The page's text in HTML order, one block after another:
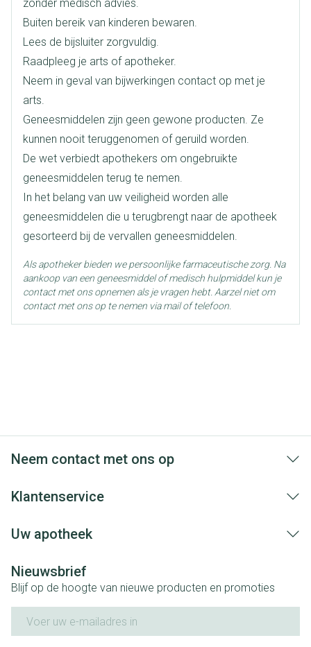
Breedte 17 mm
Lengte 58 mm
Diepte 15 mm
Hoeveelheid
Verpakking
4
Behoud Kamertemperatuur (15°C - 25°C)
zonder medisch advies.
Buiten bereik van kinderen bewaren.
Lees de bijsluiter zorgvuldig.
Raadpleeg je arts of apotheker.
Neem in geval van bijwerkingen contact op met je
arts.
Geneesmiddelen zijn geen gewone producten. Ze
kunnen nooit teruggenomen of geruild worden.
De wet verbiedt apothekers om ongebruikte
geneesmiddelen terug te nemen.
In het belang van uw veiligheid worden alle
geneesmiddelen die u terugbrengt naar de apotheek
gesorteerd bij de vervallen geneesmiddelen.
Als apotheker bieden we persoonlijke farmaceutische zorg. Na
aankoop van een geneesmiddel of medisch hulpmiddel kun je
contact met ons opnemen als je vragen hebt. Aarzel niet om
contact met ons op te nemen via mail of telefoon.
Neem contact met ons op
Klantenservice
Uw apotheek
Nieuwsbrief
Blijf op de hoogte van nieuwe producten en promoties